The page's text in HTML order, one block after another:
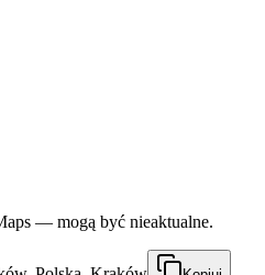
— mogą być nieaktualne.